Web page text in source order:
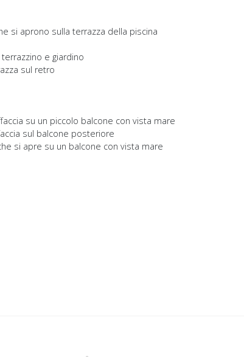
si aprono sulla terrazza della piscina
e giardino
sul retro
su un piccolo balcone con vista mare
sul balcone posteriore
si apre su un balcone con vista mare